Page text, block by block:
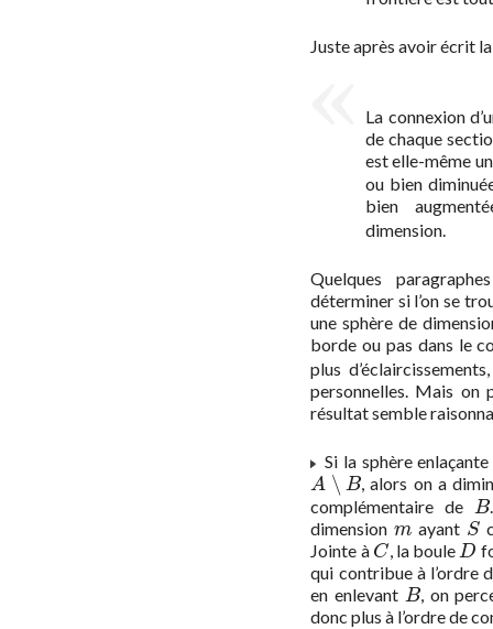
Juste après avoir écrit
La connexion
de chaque
est elle-même
ou bien
bien
dimension.
Quelques
déterminer si l’on se
une sphère de
borde ou pas dans le
plus
personnelles. Mais on
résultat semble
Si la sphère
A ∖ B
A∖B
, alors on a
complémentaire de B
B
dimensionm
m ayant S
S
Jointe à C
C, la boule D
D
qui contribue à l’ordre
en enlevant B
B , on
donc plus à l’ordre de